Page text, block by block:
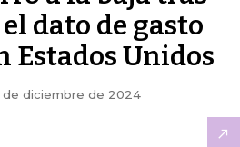
dato de gasto
Estados Unidos
de diciembre de 2024